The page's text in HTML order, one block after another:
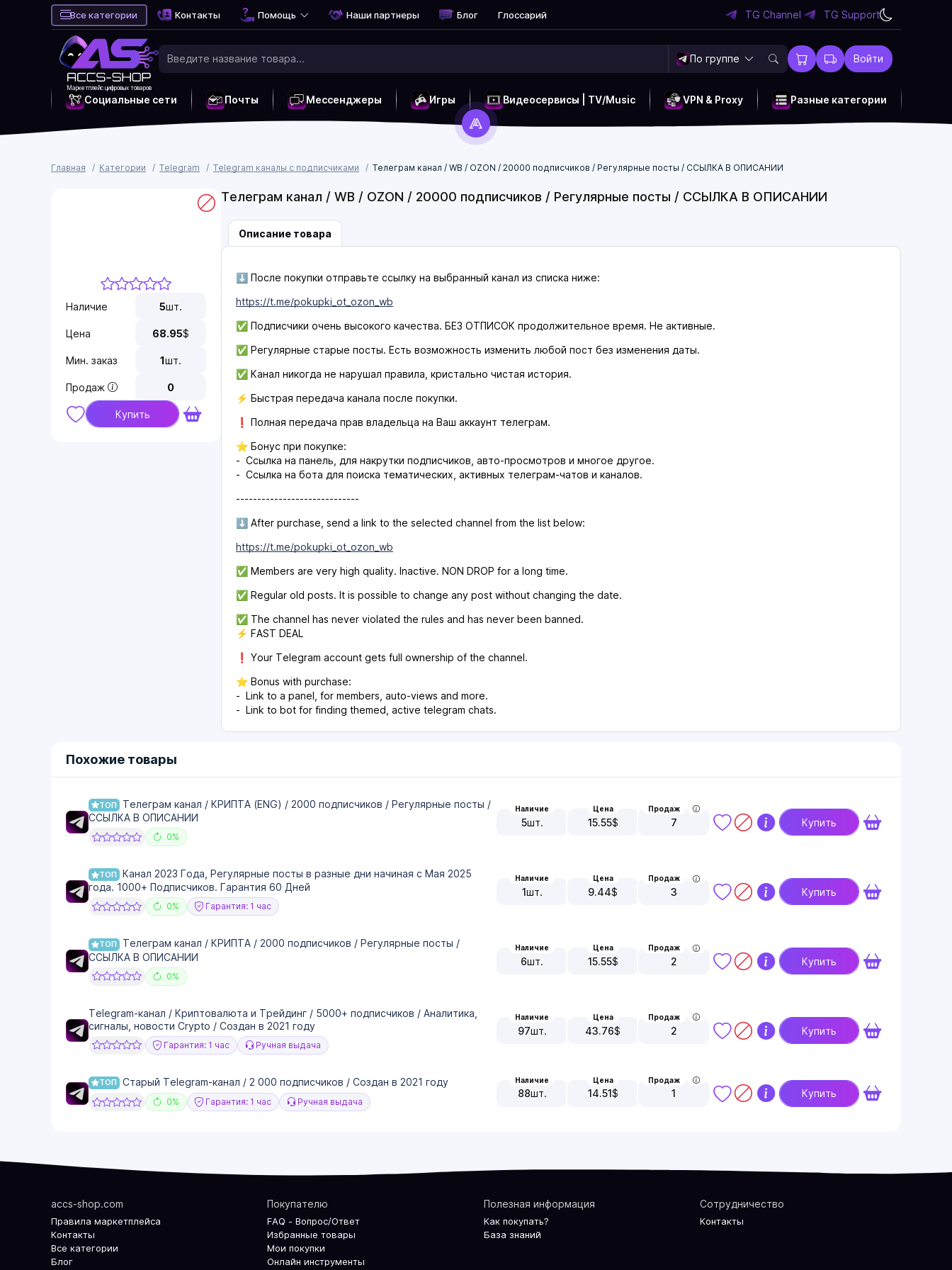
Все категории Контакты Помощь Наши партнеры Блог Глоссарий TG Channel TG Support
Маркетплейс цифровых товаров
По группе Войти
Социальные сети Почты Мессенджеры Игры Видеосервисы | TV/Music VPN & Proxy Разные категории
Главная Категории Telegram Telegram каналы с подписчиками Телеграм канал / WB / OZON / 20000 подписчиков / Регулярные посты / ССЫЛКА В ОПИСАНИИ
Наличие 5шт.
Цена 68.95$
Мин. заказ 1шт.
Продаж 0
Купить
Телеграм канал / WB / OZON / 20000 подписчиков / Регулярные посты / ССЫЛКА В ОПИСАНИИ
Описание товара
⬇️ После покупки отправьте ссылку на выбранный канал из списка ниже:
https://t.me/pokupki_ot_ozon_wb
✅ Подписчики очень высокого качества. БЕЗ ОТПИСОК продолжительное время. Не активные.
✅ Регулярные старые посты. Есть возможность изменить любой пост без изменения даты.
✅ Канал никогда не нарушал правила, кристально чистая история.
⚡️ Быстрая передача канала после покупки.
❗️ Полная передача прав владельца на Ваш аккаунт телеграм.
⭐️ Бонус при покупке:
- Ссылка на панель, для накрутки подписчиков, авто-просмотров и многое другое.
- Ссылка на бота для поиска тематических, активных телеграм-чатов и каналов.
-----------------------------
⬇️ After purchase, send a link to the selected channel from the list below:
https://t.me/pokupki_ot_ozon_wb
✅ Members are very high quality. Inactive. NON DROP for a long time.
✅ Regular old posts. It is possible to change any post without changing the date.
✅ The channel has never violated the rules and has never been banned.
⚡️ FAST DEAL
❗️ Your Telegram account gets full ownership of the channel.
⭐️ Bonus with purchase:
- Link to a panel, for members, auto-views and more.
- Link to bot for finding themed, active telegram chats.
Похожие товары
ТОП
Телеграм канал / КРИПТА (ENG) / 2000 подписчиков / Регулярные посты /
ССЫЛКА В ОПИСАНИИ
0%
Наличие
5шт.
Цена
15.55$
Продаж
7 Купить
ТОП
Канал 2023 Года, Регулярные посты в разные дни начиная с Мая 2025
года. 1000+ Подписчиков. Гарантия 60 Дней
0% Гарантия: 1 час
Наличие
1шт.
Цена
9.44$
Продаж
3 Купить
ТОП
Телеграм канал / КРИПТА / 2000 подписчиков / Регулярные посты /
ССЫЛКА В ОПИСАНИИ
0%
Наличие
6шт.
Цена
15.55$
Продаж
2 Купить
Telegram-канал / Криптовалюта и Трейдинг / 5000+ подписчиков / Аналитика,
сигналы, новости Crypto / Создан в 2021 году
Гарантия: 1 час Ручная выдача
Наличие
97шт.
Цена
43.76$
Продаж
2 Купить
ТОП Старый Telegram-канал / 2 000 подписчиков / Создан в 2021 году
0% Гарантия: 1 час Ручная выдача
Наличие
88шт.
Цена
14.51$
Продаж
1 Купить
accs-shop.com
Правила маркетплейса
Контакты
Все категории
Блог
Покупателю
FAQ - Вопрос/Ответ
Избранные товары
Мои покупки
Онлайн инструменты
Полезная информация
Как покупать?
База знаний
Сотрудничество
Контакты